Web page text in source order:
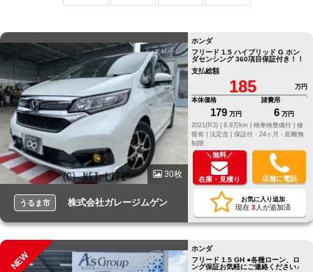
30枚
うるま市 株式会社ガレージムゲン
ホンダ
フリード 1.5 ハイブリッド G ホン
ダセンシング 360項目保証付き！！
支払総額
185
万円
本体価格
179 万円
諸費用
6 万円
2021(R3) |
8.9万km | 検車検整備付 | 修
復有 | 法定含 | 保証付・24ヶ月・距離無
制限
＼無料／
在庫・見積り 店舗に電話
お気に入り追加
現在 3人が追加済
NEW
ホンダ
フリード 1.5 GH ●各種ローン、ロ
ング保証お気軽にご連絡ください♪